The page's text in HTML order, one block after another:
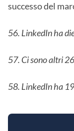
successo del
56. LinkedIn ha
57. Ci sono altri
58. LinkedIn ha